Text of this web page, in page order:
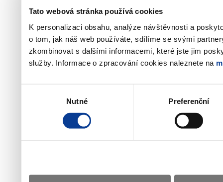
Tato webová stránka používá cookies
K personalizaci obsahu, analýze návštěvnosti a
o tom, jak náš web používáte, sdílíme se svými
zkombinovat s dalšími informacemi, které jste jim
služby. Informace o zpracování cookies naleznete na
Nutné Preferenční